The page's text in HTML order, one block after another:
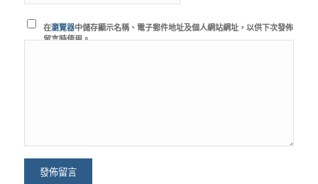
在瀏覽器中儲存顯示名稱、電子郵件地址及個人網站網址，以供下次發佈
留言時使用。